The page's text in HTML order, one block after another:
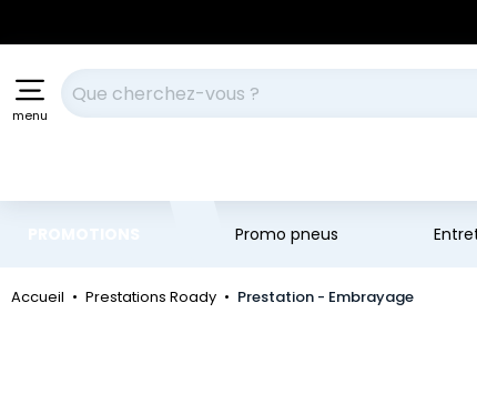
menu
Votre recherche
Promo pneus
Accueil Prestations Roady Prestation - Embrayage